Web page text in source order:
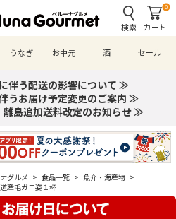
検索
0
カート
うなぎ お中元 酒 セール
伴う配送の影響について ≫
うお届け予定変更のご案内 ≫
離島追加送料改定のお知らせ ≫
グルメ > 食品一覧 > 魚介・海産物 >
産毛ガニ姿１杯